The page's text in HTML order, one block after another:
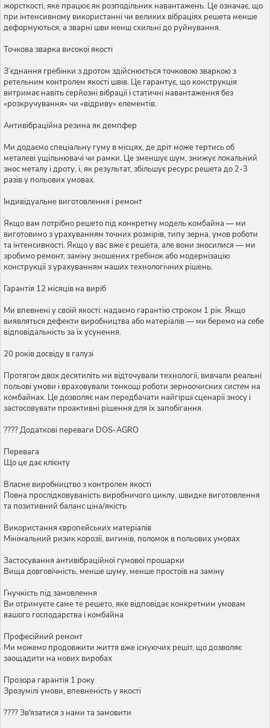
жорсткості, яке працює як розподільник навантажень. Це означає, що
при інтенсивному використанні чи великих вібраціях решета менше
деформуються, а зварні шви менш схильні до руйнування.
Точкова зварка високої якості
З’єднання гребінки з дротом здійснюється точковою зваркою з
ретельним контролем якості швів. Це гарантує, що конструкція
витримає навіть серйозні вібрації і статичні навантаження без
«розкручування» чи «відриву» елементів.
Антивібраційна резина як демпфер
Ми додаємо спеціальну гуму в місцях, де дріт може тертись об
металеві ущільнювачі чи рамки. Це зменшує шум, знижує локальний
знос металу і дроту, і, як результат, збільшує ресурс решета до 2-3
разів у польових умовах.
Індивідуальне виготовлення і ремонт
Якщо вам потрібно решето під конкретну модель комбайна — ми
виготовимо з урахуванням точних розмірів, типу зерна, умов роботи
та інтенсивності. Якщо у вас вже є решета, але вони зносилися — ми
зробимо ремонт, заміну зношених гребінок або модернізацію
конструкції з урахуванням наших технологічних рішень.
Гарантія 12 місяців на виріб
Ми впевнені у своїй якості: надаємо гарантію строком 1 рік. Якщо
виявляться дефекти виробництва або матеріалів — ми беремо на себе
відповідальність за їх усунення.
20 років досвіду в галузі
Протягом двох десятиліть ми відточували технології, вивчали реальні
польові умови і враховували тонкощі роботи зерноочисних систем на
комбайнах. Це дозволяє нам передбачати найгірші сценарії зносу і
застосовувати проактивні рішення для їх запобігання.
???? Додаткові переваги DOS-AGRO
Перевага
Що це дає клієнту
Власне виробництво з контролем якості
Повна прослідковуваність виробничого циклу, швидке виготовлення
та позитивний баланс ціна/якість
Використання європейських матеріалів
Мінімальний ризик корозії, вигинів, поломок в польових умовах
Застосування антивібраційної гумової прошарки
Вища довговічність, менше шуму, менше простоїв на заміну
Гнучкість під замовлення
Ви отримуєте саме те решето, яке відповідає конкретним умовам
вашого господарства і комбайна
Професійний ремонт
Ми можемо продовжити життя вже існуючих решіт, що дозволяє
заощадити на нових виробах
Прозора гарантія 1 року
Зрозумілі умови, впевненість у якості
???? Зв'язатися з нами та замовити